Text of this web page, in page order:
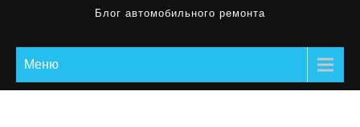
Блог автомобильного ремонта
Меню